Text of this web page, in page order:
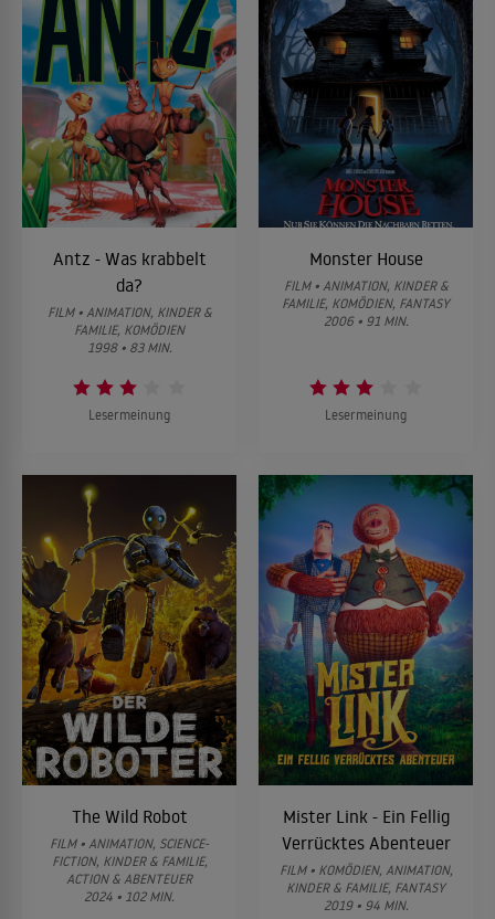
Antz - Was krabbelt
da?
FILM • ANIMATION, KINDER &
FAMILIE, KOMÖDIEN
1998 • 83 MIN.
Lesermeinung
Monster House
FILM • ANIMATION, KINDER &
FAMILIE, KOMÖDIEN, FANTASY
2006 • 91 MIN.
Lesermeinung
The Wild Robot
FILM • ANIMATION, SCIENCE-
FICTION, KINDER & FAMILIE,
ACTION & ABENTEUER
2024 • 102 MIN.
Mister Link - Ein Fellig
Verrücktes Abenteuer
FILM • KOMÖDIEN, ANIMATION,
KINDER & FAMILIE, FANTASY
2019 • 94 MIN.